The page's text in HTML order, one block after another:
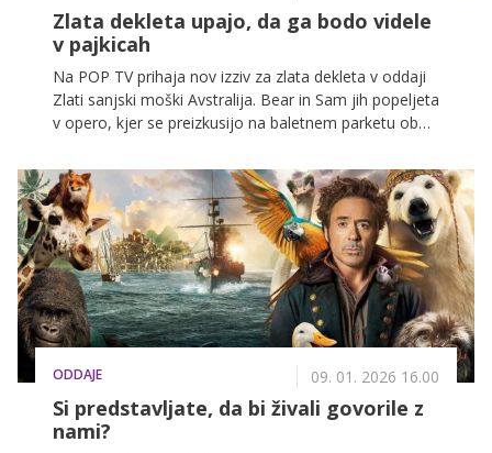
Zlata dekleta upajo, da ga bodo videle
v pajkicah
Na POP TV prihaja nov izziv za zlata dekleta v oddaji
Zlati sanjski moški Avstralija. Bear in Sam jih popeljeta
v opero, kjer se preizkusijo na baletnem parketu ob
na romantični zmenek na križarki, kjer bo ena izmed
deklet dobila priložnost, da se Bearu resnično odpre.
ODDAJE 09. 01. 2026 16.00
Si predstavljate, da bi živali govorile z
nami?